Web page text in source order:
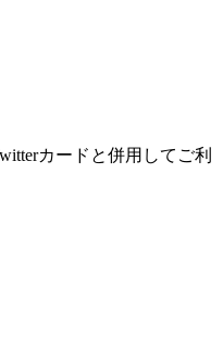
カードと併用してご利